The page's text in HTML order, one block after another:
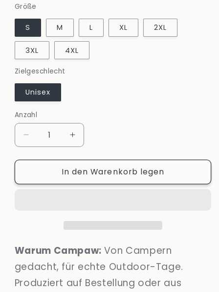
Größe
S M L XL 2XL
3XL 4XL
Zielgeschlecht
Unisex
Anzahl
Anzahl
Verringere
die
Menge
Heavy
Shirt
Vanlife,
Camping
Erhöhe
die
Menge
für
Heavy
Shirt
für
Vanlife,
Camping
In den Warenkorb legen
Warum Campaw: Von Campern
gedacht, für echte Outdoor-Tage.
Produziert auf Bestellung oder aus